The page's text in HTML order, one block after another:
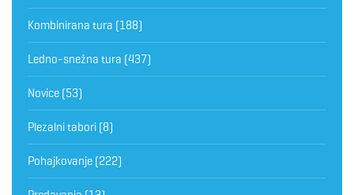
Kombinirana tura (188)
Ledno-snežna tura (437)
Novice (53)
Plezalni tabori (8)
Pohajkovanje (222)